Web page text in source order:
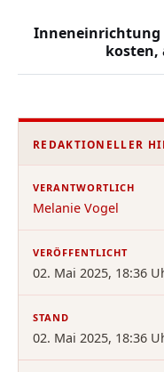
Inneneinrichtung
kosten,
REDAKTIONELLER
VERANTWORTLICH
Melanie Vogel
VERÖFFENTLICHT
02. Mai 2025, 18:36
STAND
02. Mai 2025, 18:36